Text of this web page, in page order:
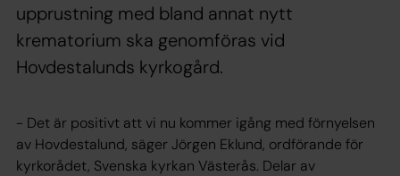
upprustning med bland annat nytt
krematorium ska genomföras vid
Hovdestalunds kyrkogård.
- Det är positivt att vi nu kommer igång med förnyelsen
av Hovdestalund, säger Jörgen Eklund, ordförande för
kyrkorådet, Svenska kyrkan Västerås. Delar av